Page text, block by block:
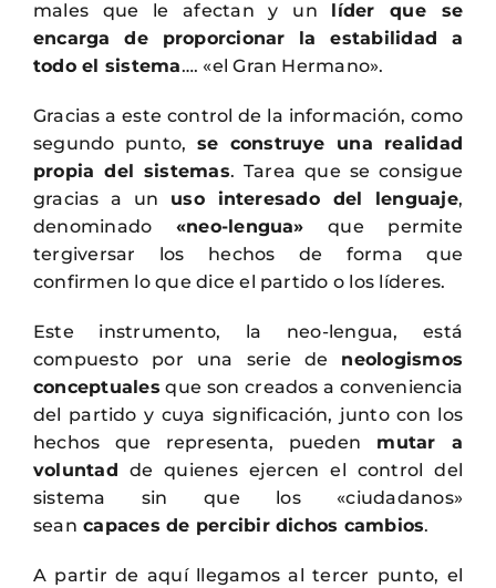
males que le afectan y un líder que se
encarga de proporcionar la estabilidad a
todo el sistema…. «el Gran Hermano».
Gracias a este control de la información, como
segundo punto, se construye una realidad
propia del sistemas. Tarea que se consigue
gracias a un uso interesado del lenguaje,
denominado «neo-lengua» que permite
tergiversar los hechos de forma que
confirmen lo que dice el partido o los líderes.
Este instrumento, la neo-lengua, está
compuesto por una serie de neologismos
conceptuales que son creados a conveniencia
del partido y cuya significación, junto con los
hechos que representa, pueden mutar a
voluntad de quienes ejercen el control del
sistema sin que los «ciudadanos»
sean capaces de percibir dichos cambios.
A partir de aquí llegamos al tercer punto, el